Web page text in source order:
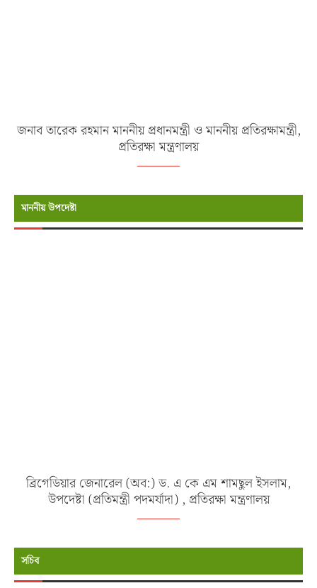
জনাব তারেক রহমান মাননীয় প্রধানমন্ত্রী ও মাননীয় প্রতিরক্ষামন্ত্রী,
প্রতিরক্ষা মন্ত্রণালয়
মাননীয় উপদেষ্টা
ব্রিগেডিয়ার জেনারেল (অব:) ড. এ কে এম শামছুল ইসলাম,
উপদেষ্টা (প্রতিমন্ত্রী পদমর্যাদা) , প্রতিরক্ষা মন্ত্রণালয়
সচিব